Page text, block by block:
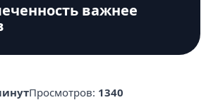
важнее
Просмотров: 1340